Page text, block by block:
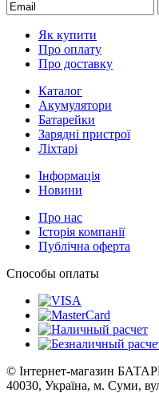
Як купити
Про оплату
Про доставку
Каталог
Акумулятори
Батарейки
Зарядні пристрої
Ліхтарі
Інформація
Новини
Про нас
Історія компанії
Публічна оферта
Способы оплаты
© Інтернет-магазин
40030, Україна, м. Суми,